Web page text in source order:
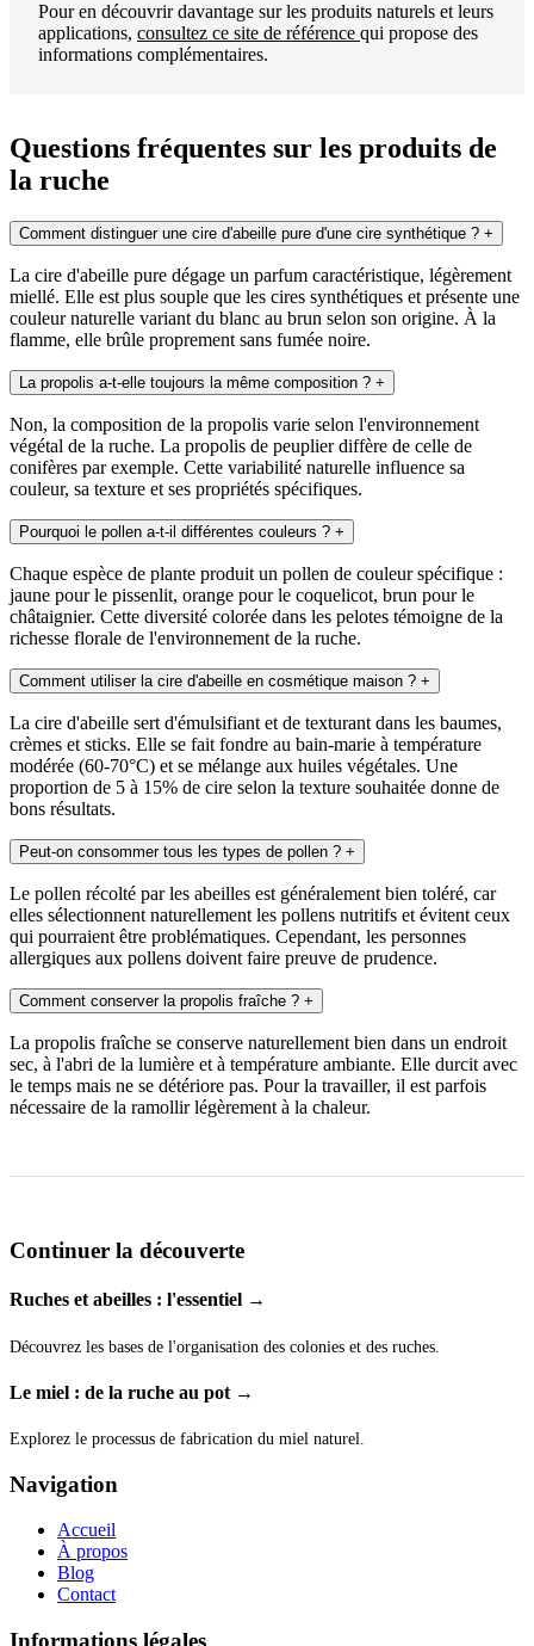
Pour en découvrir davantage sur les produits naturels et leurs
applications, consultez ce site de référence qui propose des
informations complémentaires.
Questions fréquentes sur les produits de
la ruche
Comment distinguer une cire d'abeille pure d'une cire synthétique ? +
La cire d'abeille pure dégage un parfum caractéristique, légèrement
miellé. Elle est plus souple que les cires synthétiques et présente une
couleur naturelle variant du blanc au brun selon son origine. À la
flamme, elle brûle proprement sans fumée noire.
La propolis a-t-elle toujours la même composition ? +
Non, la composition de la propolis varie selon l'environnement
végétal de la ruche. La propolis de peuplier diffère de celle de
conifères par exemple. Cette variabilité naturelle influence sa
couleur, sa texture et ses propriétés spécifiques.
Pourquoi le pollen a-t-il différentes couleurs ? +
Chaque espèce de plante produit un pollen de couleur spécifique :
jaune pour le pissenlit, orange pour le coquelicot, brun pour le
châtaignier. Cette diversité colorée dans les pelotes témoigne de la
richesse florale de l'environnement de la ruche.
Comment utiliser la cire d'abeille en cosmétique maison ? +
La cire d'abeille sert d'émulsifiant et de texturant dans les baumes,
crèmes et sticks. Elle se fait fondre au bain-marie à température
modérée (60-70°C) et se mélange aux huiles végétales. Une
proportion de 5 à 15% de cire selon la texture souhaitée donne de
bons résultats.
Peut-on consommer tous les types de pollen ? +
Le pollen récolté par les abeilles est généralement bien toléré, car
elles sélectionnent naturellement les pollens nutritifs et évitent ceux
qui pourraient être problématiques. Cependant, les personnes
allergiques aux pollens doivent faire preuve de prudence.
Comment conserver la propolis fraîche ? +
La propolis fraîche se conserve naturellement bien dans un endroit
sec, à l'abri de la lumière et à température ambiante. Elle durcit avec
le temps mais ne se détériore pas. Pour la travailler, il est parfois
nécessaire de la ramollir légèrement à la chaleur.
Continuer la découverte
Ruches et abeilles : l'essentiel →
Découvrez les bases de l'organisation des colonies et des ruches.
Le miel : de la ruche au pot →
Explorez le processus de fabrication du miel naturel.
Navigation
Accueil
À propos
Blog
Contact
Informations légales